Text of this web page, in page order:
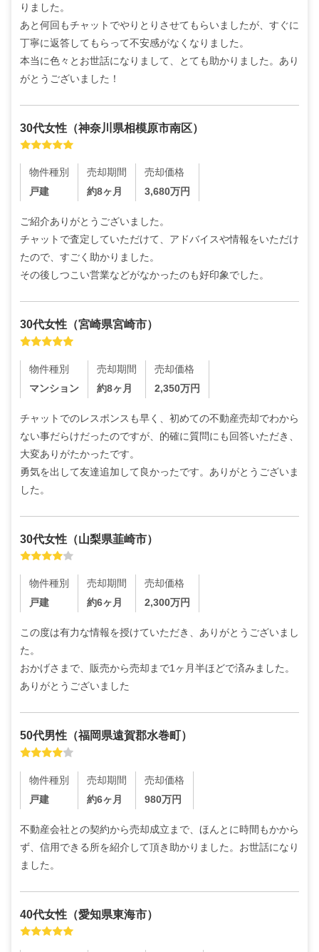
りました。
あと何回もチャットでやりとりさせてもらいましたが、すぐに
丁寧に返答してもらって不安感がなくなりました。
本当に色々とお世話になりまして、とても助かりました。あり
がとうございました！
30代女性 （神奈川県相模原市南区）
物件種別
戸建
売却期間
約8ヶ月
売却価格
3,680万円
ご紹介ありがとうございました。
チャットで査定していただけて、アドバイスや情報をいただけ
たので、すごく助かりました。
その後しつこい営業などがなかったのも好印象でした。
30代女性 （宮崎県宮崎市）
物件種別
マンション
売却期間
約8ヶ月
売却価格
2,350万円
チャットでのレスポンスも早く、初めての不動産売却でわから
ない事だらけだったのですが、的確に質問にも回答いただき、
大変ありがたかったです。
勇気を出して友達追加して良かったです。ありがとうございま
した。
30代女性 （山梨県韮崎市）
物件種別
戸建
売却期間
約6ヶ月
売却価格
2,300万円
この度は有力な情報を授けていただき、ありがとうございまし
た。
おかげさまで、販売から売却まで1ヶ月半ほどで済みました。
ありがとうございました
50代男性 （福岡県遠賀郡水巻町）
物件種別
戸建
売却期間
約6ヶ月
売却価格
980万円
不動産会社との契約から売却成立まで、ほんとに時間もかから
ず、信用できる所を紹介して頂き助かりました。お世話になり
ました。
40代女性 （愛知県東海市）